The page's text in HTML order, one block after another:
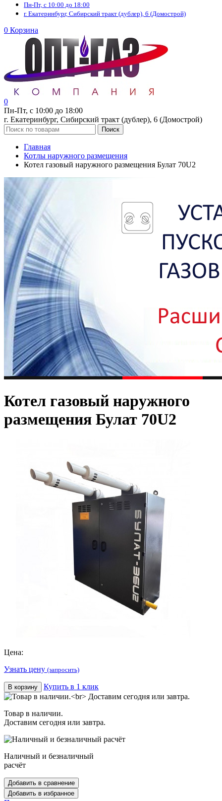
Пн-Пт, с 10:00 до 18:00
г. Екатеринбург, Сибирский тракт (дублер), 6 (Домострой)
0 Корзина
0
Пн-Пт, с 10:00 до 18:00
г. Екатеринбург, Сибирский тракт (дублер), 6 (Домострой)
Поиск
Главная
Котлы наружного размещения
Котел газовый наружного размещения Булат 70U2
Котел газовый наружного
размещения Булат 70U2
Цена:
Узнать цену (запросить)
В корзину Купить в 1 клик
Товар в наличии.
Доставим сегодня или завтра.
Наличный и безналичный
расчёт
Добавить в сравнение
Добавить в избранное